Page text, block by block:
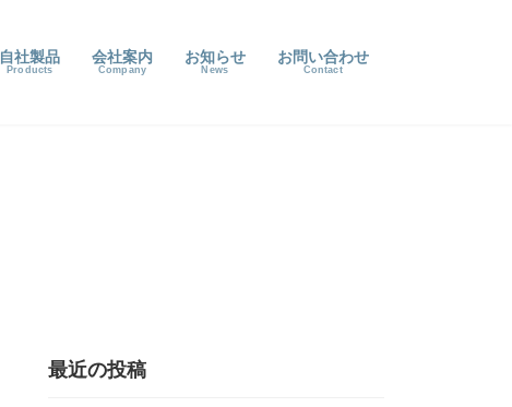
自社製品 会社案内 お知らせ お問い合わせ
最近の投稿